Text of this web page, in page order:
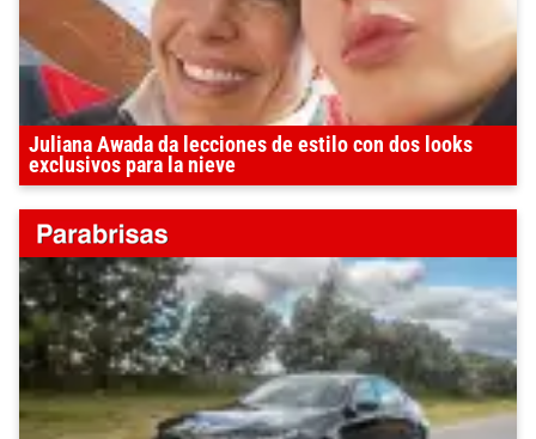
Juliana Awada da lecciones de estilo con dos looks
exclusivos para la nieve